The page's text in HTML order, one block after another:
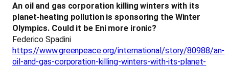
An oil and gas corporation killing winters with its
planet-heating pollution is sponsoring the Winter
Olympics. Could it be Eni more ironic?
Federico Spadini
https://www.greenpeace.org/international/story/80988/an-
oil-and-gas-corporation-killing-winters-with-its-planet-